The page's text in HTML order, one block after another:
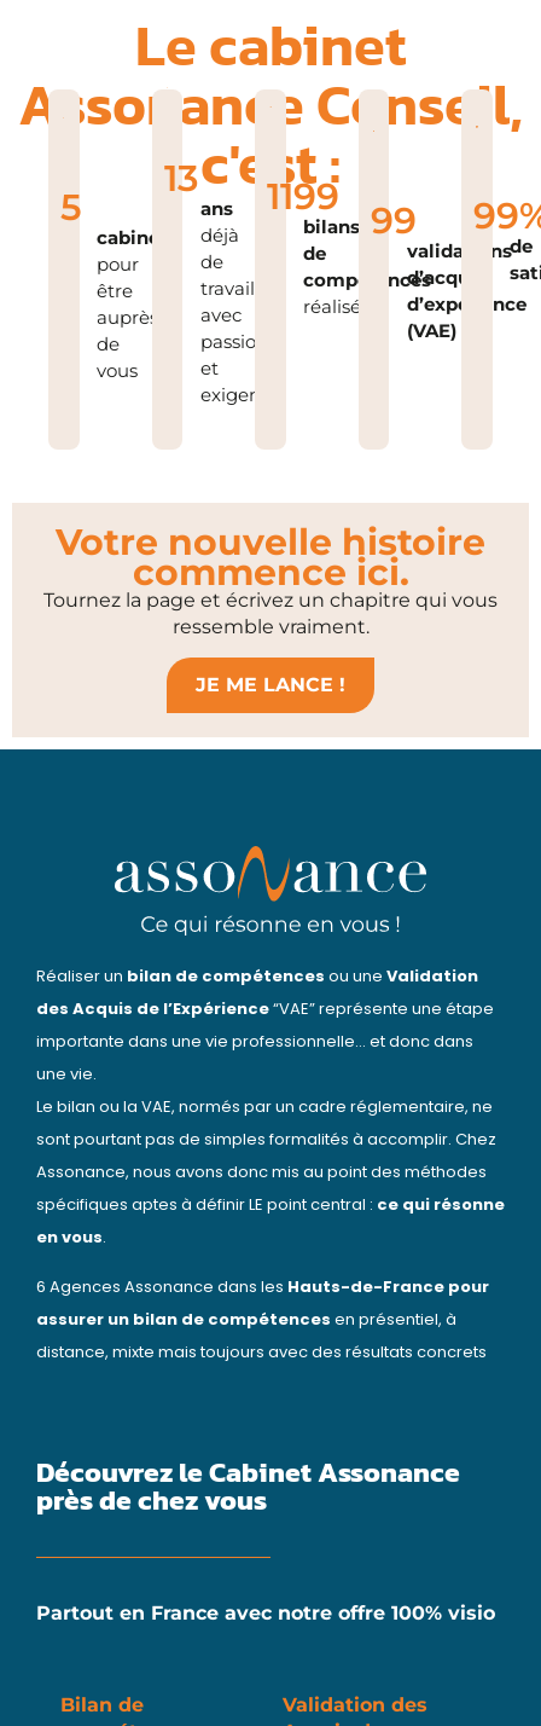
Le cabinet
Assonance Conseil,
c'est :
6
cabinets
pour
être
auprès
de
vous
13
ans
déjà
de
travail
avec
passion
et
exigence
1200
bilans
de
compétences
réalisés
100
validations
d’acquis
d’expérience
(VAE)
100
de
Votre nouvelle histoire
commence ici.
Tournez la page et écrivez un chapitre qui vous
ressemble vraiment.
JE ME LANCE !
Réaliser un bilan de compétences ou une Validation
des Acquis de l’Expérience“VAE” représente une étape
importante dans une vie professionnelle… et donc dans
une vie.
Le bilan ou la VAE, normés par un cadre réglementaire, ne
sont pourtant pas de simples formalités à accomplir. Chez
Assonance, nous avons donc mis au point des méthodes
spécifiques aptes à définir LE point central : ce qui résonne
en vous.
6 Agences Assonance dans les Hauts-de-France pour
assurer un bilan de compétences en présentiel, à
distance, mixte mais toujours avec des résultats concrets
Découvrez le Cabinet Assonance
près de chez vous
Partout en France avec notre offre 100% visio
Bilan de
Validation des